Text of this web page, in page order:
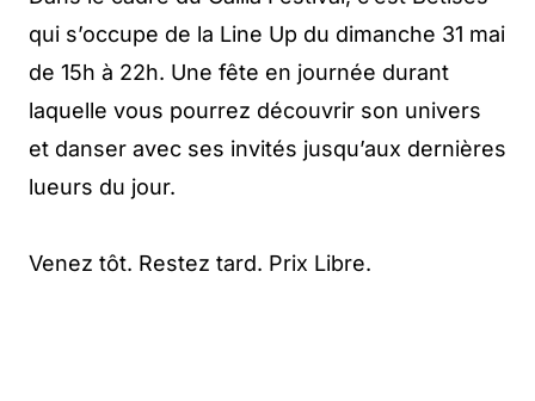
qui s’occupe de la Line Up du dimanche 31 mai
de 15h à 22h. Une fête en journée durant
laquelle vous pourrez découvrir son univers
et danser avec ses invités jusqu’aux dernières
lueurs du jour.
Venez tôt. Restez tard. Prix Libre.